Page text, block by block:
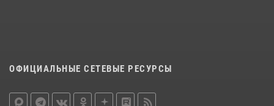
ОФИЦИАЛЬНЫЕ СЕТЕВЫЕ РЕСУРСЫ